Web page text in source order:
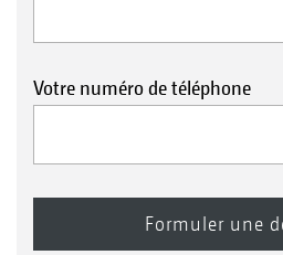
Votre numéro de téléphone